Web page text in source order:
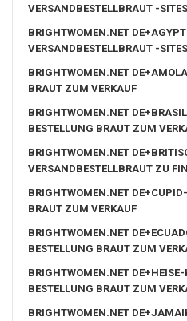
VERSANDBESTELLBRAUT -SITES
BRIGHTWOMEN.NET
VERSANDBESTELLBRAUT -SITES
BRIGHTWOMEN.NET
BRAUT ZUM VERKAUF
BRIGHTWOMEN.NET
BESTELLUNG BRAUT ZUM
BRIGHTWOMEN.NET
VERSANDBESTELLBRAUT ZU
BRIGHTWOMEN.NET
BRAUT ZUM VERKAUF
BRIGHTWOMEN.NET
BESTELLUNG BRAUT ZUM
BRIGHTWOMEN.NET
BESTELLUNG BRAUT ZUM
BRIGHTWOMEN.NET